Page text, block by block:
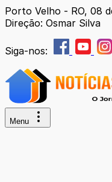
Porto Velho - RO, 08
Direção: Osmar Silva
Siga-nos:
Menu